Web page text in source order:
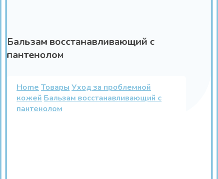
Бальзам восстанавливающий с
пантенолом
Home Товары Уход за проблемной
кожей Бальзам восстанавливающий с
пантенолом